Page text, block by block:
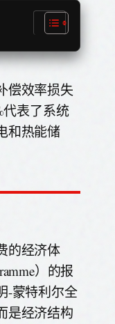
偿效率损失
表了系统
和热能储
的经济体
）的报
-蒙特利尔全
是经济结构